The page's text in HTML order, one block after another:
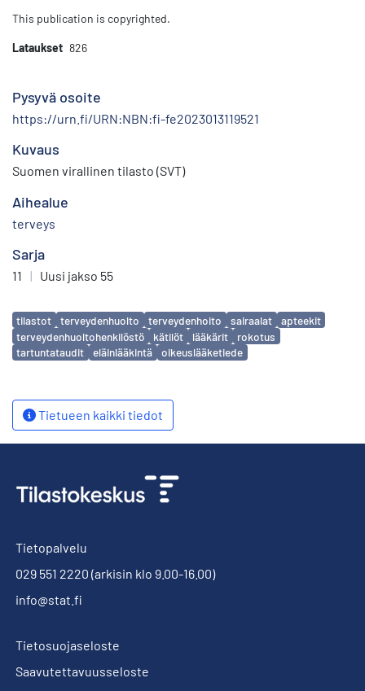
This publication is copyrighted.
Lataukset 826
Pysyvä osoite
https://urn.fi/URN:NBN:fi-fe2023013119521
Kuvaus
Suomen virallinen tilasto (SVT)
Aihealue
terveys
Sarja
11 | Uusi jakso 55
Avainsanat
tilastot terveydenhuolto terveydenhoito sairaalat
apteekit
terveydenhuoltohenkilöstö
kätilöt lääkärit
rokotus
tartuntataudit
eläinlääkintä oikeuslääketiede
Tietueen kaikki tiedot
Tietopalvelu
029 551 2220 (arkisin klo 9.00-16.00)
info@stat.fi
Tietosuojaseloste
Saavutettavuusseloste